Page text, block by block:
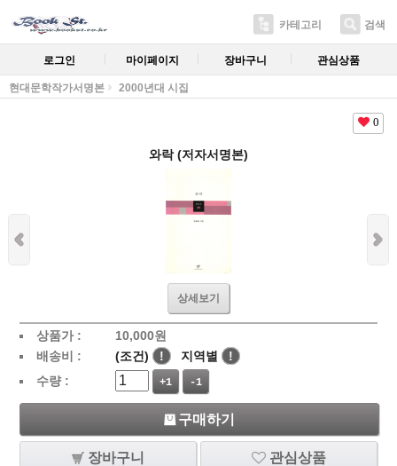
카테고리 검색
로그인 마이페이지 장바구니 관심상품
현대문학작가서명본 2000년대 시집
0
와락 (저자서명본)
상세보기
상품가 : 10,000원
배송비 :
(조건) ! 지역별
!
수량 :
+1 -1
구매하기
장바구니 관심상품